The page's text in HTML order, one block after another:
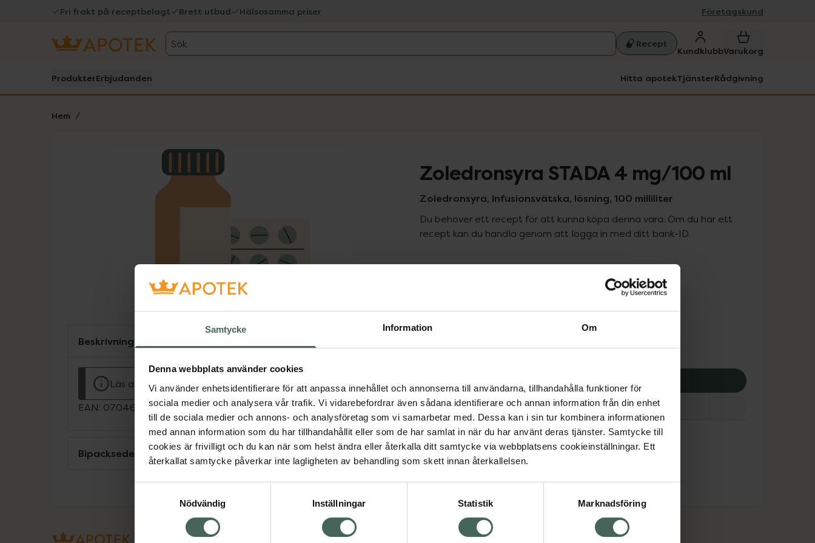
Samtycke Information Om
Denna webbplats använder cookies
Vi använder enhetsidentifierare för att anpassa innehållet och annonserna till användarna, tillhandahålla funktioner för
sociala medier och analysera vår trafik. Vi vidarebefordrar även sådana identifierare och annan information från din enhet
till de sociala medier och annons- och analysföretag som vi samarbetar med. Dessa kan i sin tur kombinera informationen
med annan information som du har tillhandahållit eller som de har samlat in när du har använt deras tjänster. Samtycke till
cookies är frivilligt och du kan när som helst ändra eller återkalla ditt samtycke via webbplatsens cookieinställningar. Ett
återkallat samtycke påverkar inte lagligheten av behandling som skett innan återkallelsen.
Nödvändig
Inställningar Statistik Marknadsföring
Fri frakt på receptbelagt Brett utbud Hälsosamma priser Företagskund
Sök Recept
KundklubbVarukorg
ProdukterErbjudanden Hitta apotekTjänsterRådgivning
Hem
Lista: . Innehåller 1 objekt. Zoledronsyra STADA 4 mg/100 ml
Zoledronsyra, Infusionsvätska, lösning, 100 milliliter
Du behöver ett recept för att kunna köpa denna vara. Om du har ett
recept kan du handla genom att logga in med ditt bank-ID.
Pris med recept
Högkostnadsskyddet gäller inte
355,75 kr
I apotek:355,75 kr
Köp via ditt recept
Aktuella erbjudanden
Beskrivning
Läs alltid bipacksedeln innan användning.
EAN: 07046265270348
Bipacksedel från FASS Visa
Om recept och läkemedel